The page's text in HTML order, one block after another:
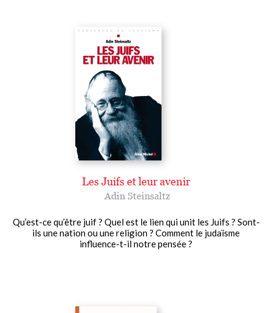
Les Juifs et leur avenir
Adin Steinsaltz
Qu’est-ce qu’être juif ? Quel est le lien qui unit les Juifs ? Sont-
ils une nation ou une religion ? Comment le judaïsme
influence-t-il notre pensée ?